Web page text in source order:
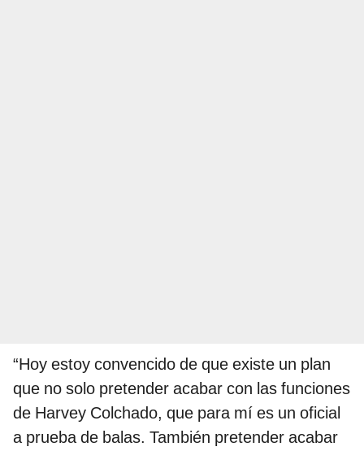
“Hoy estoy convencido de que existe un plan
que no solo pretender acabar con las funciones
de Harvey Colchado, que para mí es un oficial
a prueba de balas. También pretender acabar